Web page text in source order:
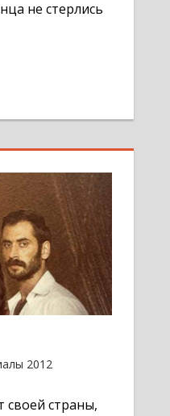
не стерлись
2012
страны,